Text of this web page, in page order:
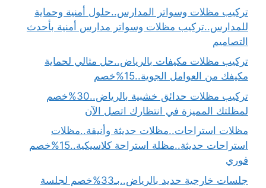
تركيب مظلات وسواتر المدارس..حلول أمنية وحماية
للمدارس..تركيب مظلات وسواتر مدارس أمنية بأحدث
التصاميم
تركيب مظلات مكيفات بالرياض..حل مثالي لحماية
مكيفك من العوامل الجوية..15%خصم
تركيب مظلات حدائق خشبية بالرياض..30%خصم
لمظلتك المميزة في انتظارك اتصل الآن
مظلات استراحات..مظلات حديثة وأنيقة..مظلات
استراحات حديثة..مظلة استراحة كلاسيكية..15%خصم
فوري
جلسات خارجية حديد بالرياض..بـ33%خصم لجلسة